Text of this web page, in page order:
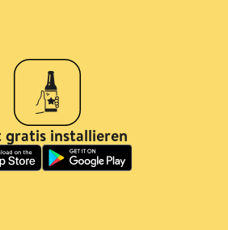
gratis installieren